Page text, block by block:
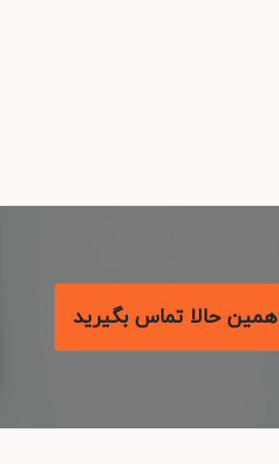
همین حالا تماس بگیرید